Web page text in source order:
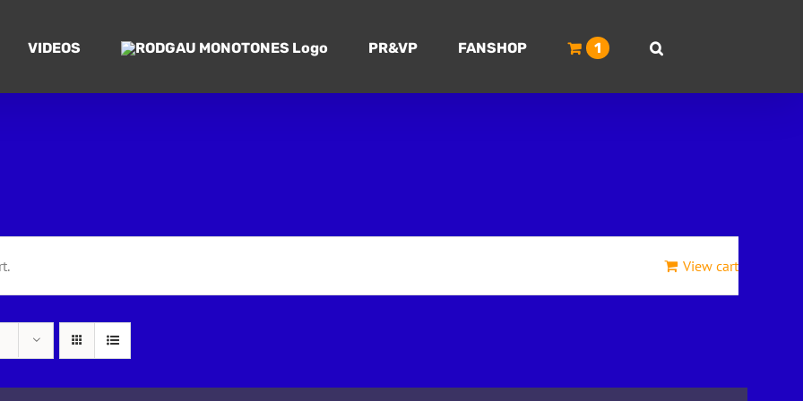
VIDEOS PR&VP FANSHOP 1
View cart